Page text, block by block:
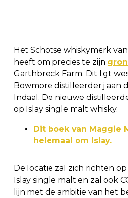
Het Schotse whiskymerk
heeft om precies te zijn
Garthbreck Farm. Dit ligt
Bowmore distilleerderij aan
Indaal. De nieuwe
op Islay single malt whisky.
Dit boek van Maggie
helemaal om Islay.
De locatie zal zich richten
Islay single malt en zal ook
lijn met de ambitie van het